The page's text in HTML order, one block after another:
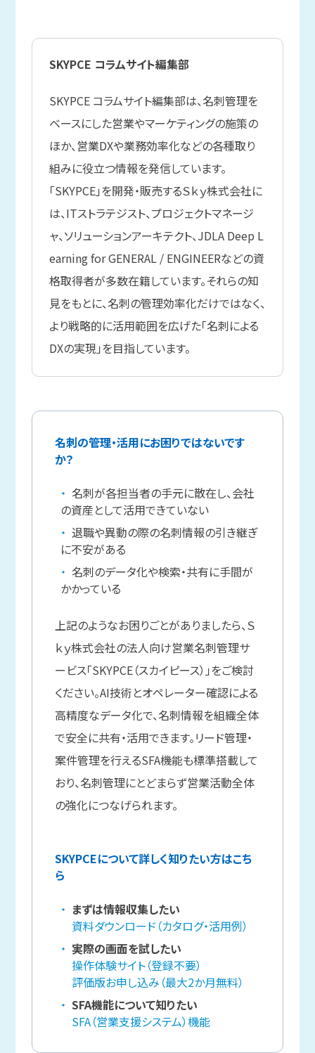
SKYPCE コラムサイト編集部
SKYPCE コラムサイト編集部は、名刺管理を
ベースにした営業やマーケティングの施策の
ほか、営業DXや業務効率化などの各種取り
組みに役立つ情報を発信しています。
「SKYPCE」を開発・販売するＳｋｙ株式会社に
は、ITストラテジスト、プロジェクトマネージ
ャ、ソリューションアーキテクト、JDLA Deep L
earning for GENERAL / ENGINEERなどの資
格取得者が多数在籍しています。それらの知
見をもとに、名刺の管理効率化だけではなく、
より戦略的に活用範囲を広げた「名刺による
DXの実現」を目指しています。
名刺の管理・活用にお困りではないです
か？
名刺が各担当者の手元に散在し、会社
の資産として活用できていない
退職や異動の際の名刺情報の引き継ぎ
に不安がある
名刺のデータ化や検索・共有に手間が
かかっている
上記のようなお困りごとがありましたら、Ｓ
ｋｙ株式会社の法人向け営業名刺管理サ
ービス「SKYPCE（スカイピース）」をご検討
ください。AI技術とオペレーター確認による
高精度なデータ化で、名刺情報を組織全体
で安全に共有・活用できます。リード管理・
案件管理を行えるSFA機能も標準搭載して
おり、名刺管理にとどまらず営業活動全体
の強化につなげられます。
SKYPCEについて詳しく知りたい方はこち
ら
まずは情報収集したい
資料ダウンロード（カタログ・活用例）
実際の画面を試したい
操作体験サイト（登録不要）
評価版お申し込み（最大2か月無料）
SFA機能について知りたい
SFA（営業支援システム）機能